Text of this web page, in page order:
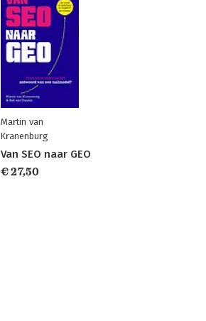
Martin van
Kranenburg
Van SEO naar GEO
€ 27,50